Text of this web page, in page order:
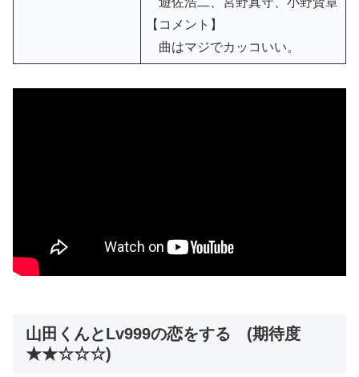
【コメント】
曲はマジでカッコいい。
山田くんとLv999の恋をする (期待度
★★☆☆☆)